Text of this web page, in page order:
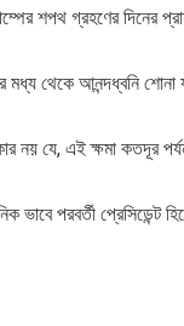
শপথ গ্রহণের দিনের
থেকে আনন্দধ্বনি শোনা
নয় যে, এই ক্ষমা কতদূর
পরবর্তী প্রেসিডেন্ট